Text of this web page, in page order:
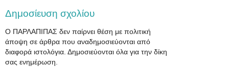
Δημοσίευση σχολίου
Ο ΠΑΡΛΑΠΙΠΑΣ δεν παίρνει θέση με πολιτική
άποψη σε άρθρα που αναδημοσιεύονται από
διαφορά ιστολόγια. Δημοσιεύονται όλα για την δίκη
σας ενημέρωση.